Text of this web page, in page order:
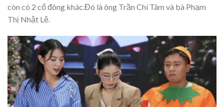
còn có 2 cổ đông khác.Đó là ông Trần Chí Tâm và bà Phạm
Thị Nhật Lệ.